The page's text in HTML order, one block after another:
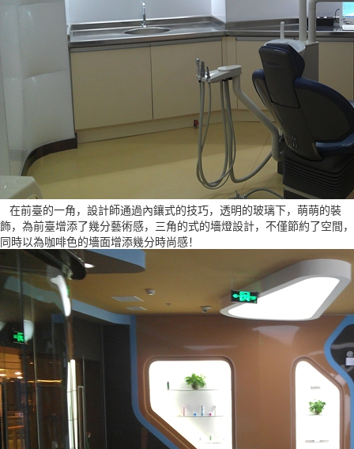
在前臺的一角，設計師通過內鑲式的技巧，透明的玻璃下，萌萌的裝
飾，為前臺增添了幾分藝術感，三角的式的墻燈設計，不僅節約了空間，
同時以為咖啡色的墻面增添幾分時尚感！